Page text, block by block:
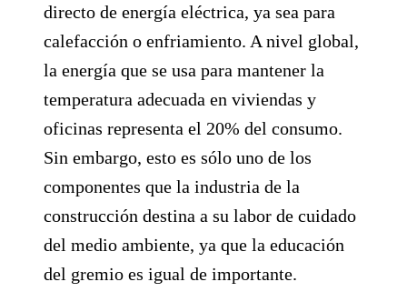
directo de energía eléctrica, ya sea para
calefacción o enfriamiento. A nivel global,
la energía que se usa para mantener la
temperatura adecuada en viviendas y
oficinas representa el 20% del consumo.
Sin embargo, esto es sólo uno de los
componentes que la industria de la
construcción destina a su labor de cuidado
del medio ambiente, ya que la educación
del gremio es igual de importante.